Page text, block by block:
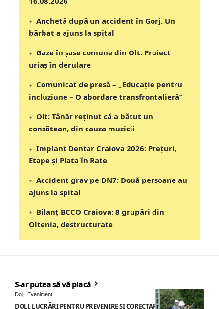
Anchetă după un accident în Gorj. Un
bărbat a ajuns la spital
Gaze în șase comune din Olt: Proiect
uriaș în derulare
Comunicat de presă – „Educație pentru
incluziune – O abordare transfrontalieră”
Olt: Tânăr reţinut că a bătut un
consătean, din cauza muzicii
Implant Dentar Craiova 2026: Preţuri,
Etape şi Plata în Rate
Accident grav pe DN7: Două persoane au
ajuns la spital
Bilanț BCCO Craiova: 8 grupări din
Oltenia, destructurate
S-ar putea să vă placă
Dolj Eveniment
DOLJ. LUCRĂRI PENTRU PREVENIRE ȘI CORECTARE AVARII –